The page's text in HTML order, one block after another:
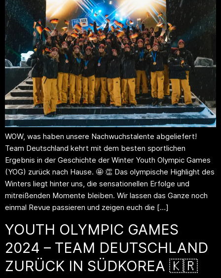
WOW, was haben unsere Nachwuchstalente abgeliefert!
Team Deutschland kehrt mit dem besten sportlichen
Ergebnis in der Geschichte der Winter Youth Olympic Games
(YOG) zurück nach Hause. 🤩 👏 Das olympische Highlight des
Winters liegt hinter uns, die sensationellen Erfolge und
mitreißenden Momente bleiben. Wir lassen das Ganze noch
einmal Revue passieren und zeigen euch die […]
YOUTH OLYMPIC GAMES
2024 – TEAM DEUTSCHLAND
ZURÜCK IN SÜDKOREA 🇰🇷